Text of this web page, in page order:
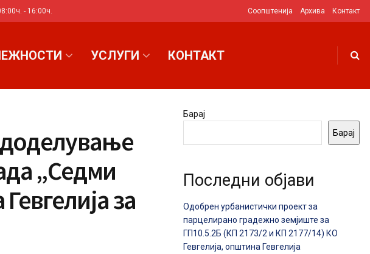
- 16:00ч. Соопштенија Архива Контакт
УСЛУГИ КОНТАКТ
доделување
„Седми
за
Барај
Барај
Последни објави
Одобрен урбанистички проект за
парцелирано градежно земјиште за
ГП10.5.2Б (КП 2173/2 и КП 2177/14) КО
Гевгелија, општина Гевгелија